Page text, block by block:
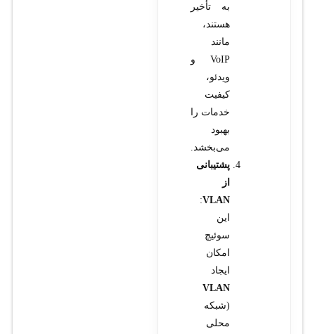
به تأخیر
هستند،
مانند
VoIP و
ویدئو،
کیفیت
خدمات را
بهبود
می‌بخشد.
پشتیبانی
از
VLAN
:
این
سوئیچ
امکان
ایجاد
VLAN
(شبکه
محلی